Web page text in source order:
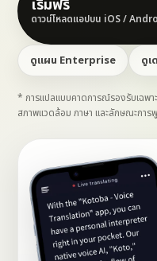
เริ่มฟรี
ดาวน์โหลดแอปบน iOS /
ดูแผน Enterprise ดูเ
* การแปลแบบคาดการณ์รองรับเฉพ
สภาพแวดล้อม ภาษา และลักษณะการ